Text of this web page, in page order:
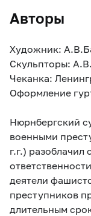
Авторы
Художник:
Скульпторы:
Чеканка:
Оформление
Нюрнбергский
военными
г.г.)
деятели
преступников
длительным